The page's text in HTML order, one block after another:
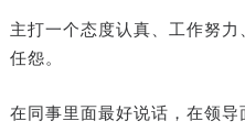
主打一个态度认真、工作努
任怨。
在同事里面最好说话，在领